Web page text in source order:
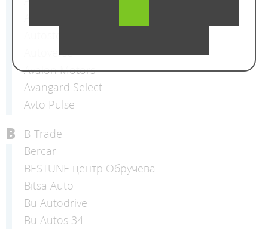
Autoverse
Avalon Motors
Avangard Select
Avto Pulse
B
B-Trade
Bercar
BESTUNE центр Обручева
Bitsa Auto
Bu Autodrive
Bu Autos 34